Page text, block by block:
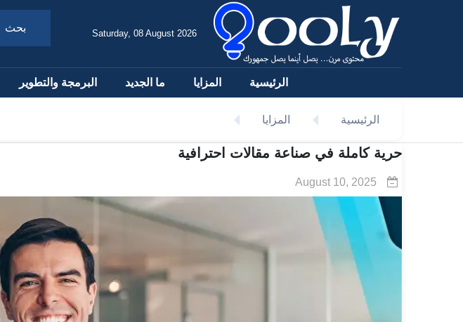
Saturday, 08 August 2026
الرئيسية المزايا ما الجديد البرمجة والتطوير
الرئيسية المزايا
حرية كاملة في صناعة مقالات احترافية
August 10, 2025